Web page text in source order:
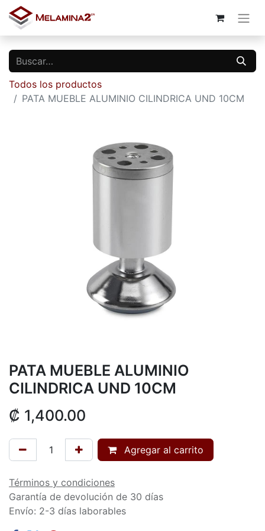
Todos los productos
PATA MUEBLE ALUMINIO CILINDRICA UND 10CM
PATA MUEBLE ALUMINIO
CILINDRICA UND 10CM
₡ 1,400.00
Agregar al carrito
Términos y condiciones
Garantía de devolución de 30 días
Envío: 2-3 días laborables